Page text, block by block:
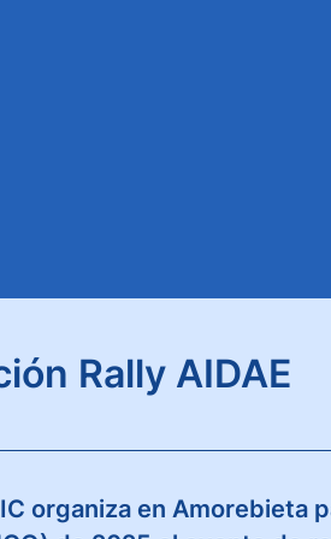
Rally AIDAE
organiza en Amorebieta